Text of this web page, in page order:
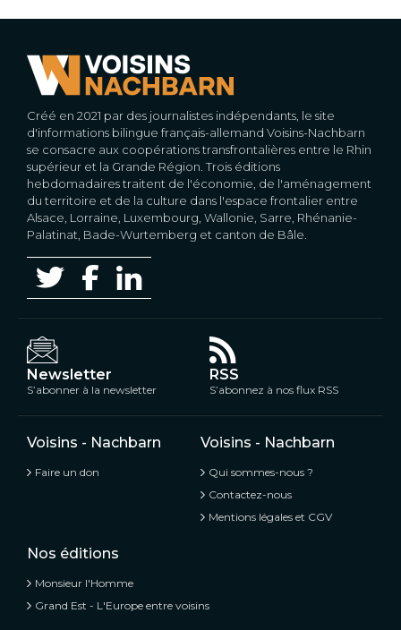
Créé en 2021 par des journalistes indépendants, le site
d'informations bilingue français-allemand Voisins-Nachbarn
se consacre aux coopérations transfrontalières entre le Rhin
supérieur et la Grande Région. Trois éditions
hebdomadaires traitent de l'économie, de l'aménagement
du territoire et de la culture dans l'espace frontalier entre
Alsace, Lorraine, Luxembourg, Wallonie, Sarre, Rhénanie-
Palatinat, Bade-Wurtemberg et canton de Bâle.
Newsletter
S’abonner à la newsletter
RSS
S’abonnez à nos flux RSS
Voisins - Nachbarn
Faire un don
Voisins - Nachbarn
Qui sommes-nous ?
Contactez-nous
Mentions légales et CGV
Nos éditions
Monsieur l'Homme
Grand Est - L'Europe entre voisins